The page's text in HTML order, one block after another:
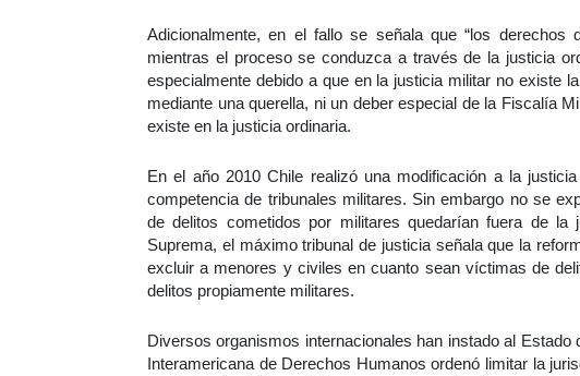
Adicionalmente, en el fallo se señala que “los
mientras el proceso se conduzca a través de la justicia
especialmente debido a que en la justicia militar no existe
mediante una querella, ni un deber especial de la Fiscalía
existe en la justicia ordinaria.
En el año 2010 Chile realizó una modificación a la
competencia de tribunales militares. Sin embargo no se
de delitos cometidos por militares quedarían fuera de
Suprema, el máximo tribunal de justicia señala que la
excluir a menores y civiles en cuanto sean víctimas de
delitos propiamente militares.
Diversos organismos internacionales han instado al
Interamericana de Derechos Humanos ordenó limitar la